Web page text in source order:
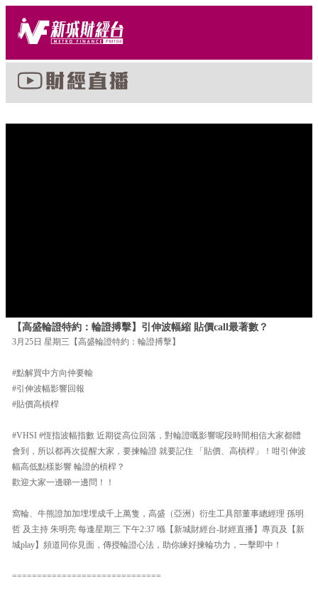
【高盛輪證特約：輪證搏擊】引伸波幅縮 貼價call最著數？
3月25日 星期三【高盛輪證特約：輪證搏擊】
#點解買中方向仲要輸
#引伸波幅影響回報
#貼價高槓桿
#VHSI #恆指波幅指數 近期從高位回落，對輪證嘅影響呢段時間相信大家都體
會到，所以都再次提醒大家，要揀輪證 就要記住 「貼價、高槓桿」！咁引伸波
幅高低點樣影響 輪證的槓桿？
歡迎大家一邊睇一邊問！！
窩輪、牛熊證加加埋埋成千上萬隻，高盛（亞洲）衍生工具部董事總經理 孫明
哲 及主持 朱明亮 每逢星期三 下午2:37 喺【新城財經台-財經直播】專頁及【新
城play】頻道同你見面，傳授輪證心法，助你練好揀輪功力，一擊即中！
==============================